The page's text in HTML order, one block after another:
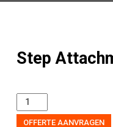
Step
OFFERTE AANVRAGEN